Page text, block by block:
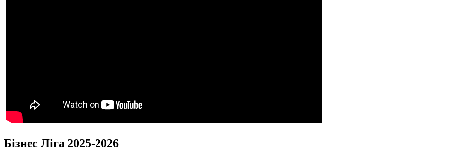
Бізнес Ліга 2025-2026